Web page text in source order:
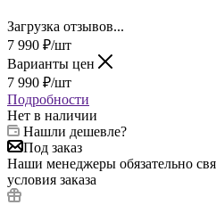
Загрузка отзывов...
7 990 ₽/шт
Варианты цен
7 990 ₽/шт
Подробности
Нет в наличии
Нашли дешевле?
Под заказ
Наши менеджеры обязательно
условия заказа